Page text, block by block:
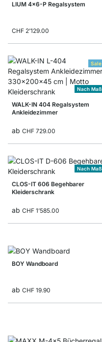
LIUM 4x6-P Regalsystem
CHF 2’129.00
Sale
Nach Maß
WALK-IN 404 Regalsystem
Ankleidezimmer
ab CHF 729.00
Nach Maß
CLOS-IT 606 Begehbarer
Kleiderschrank
ab CHF 1’585.00
BOY Wandboard
ab CHF 19.90